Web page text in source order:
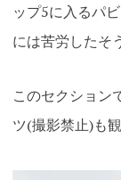
ップ5に入るパ
には苦労したそ
このセクション
ツ(撮影禁止)も観